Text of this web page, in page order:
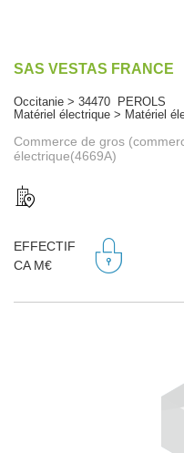
SAS VESTAS FRANCE
Occitanie > 34470 PEROLS
Matériel électrique > Matériel
Commerce de gros
électrique(4669A)
EFFECTIF
CA M€